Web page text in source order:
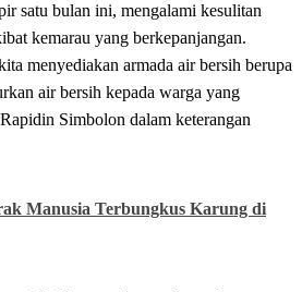
satu bulan ini, mengalami kesulitan
kemarau yang berkepanjangan.
menyediakan armada air bersih berupa
air bersih kepada warga yang
Simbolon dalam keterangan
Manusia Terbungkus Karung di